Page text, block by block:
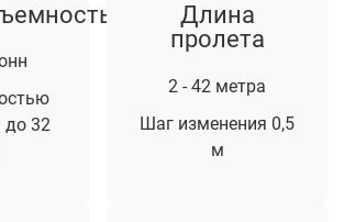
до 32
Длина
пролета
2 - 42 метра
Шаг изменения 0,5
м